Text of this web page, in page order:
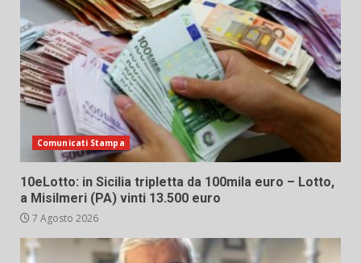
Comunicati Stampa
10eLotto: in Sicilia tripletta da 100mila euro – Lotto,
a Misilmeri (PA) vinti 13.500 euro
7 Agosto 2026